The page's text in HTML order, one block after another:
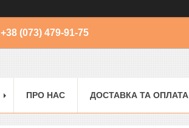
+38 (073) 479-91-75
ПРО НАС ДОСТАВКА ТА ОПЛАТА